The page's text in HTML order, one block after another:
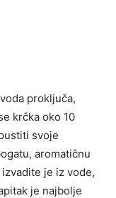
proključa,
krčka oko 10
svoje
aromatičnu
je iz vode,
je najbolje